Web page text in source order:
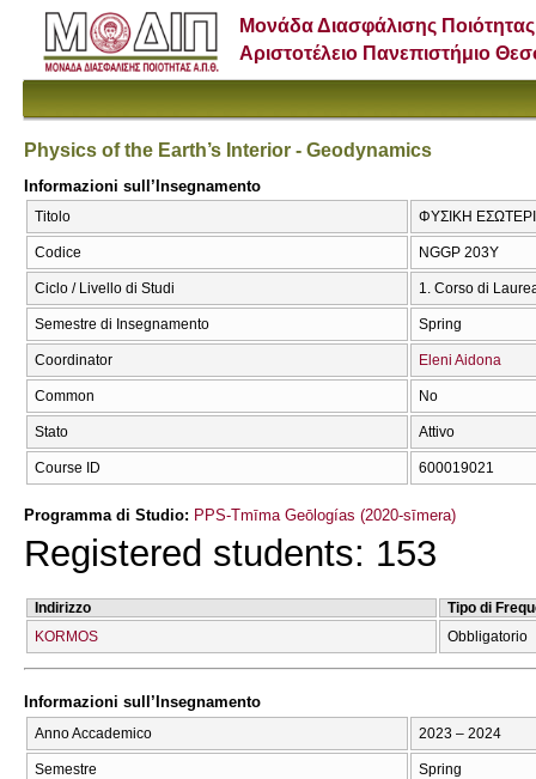
Μονάδα Διασφάλισης Ποιότητας
Αριστοτέλειο Πανεπιστήμιο
Physics of the Earth’s Interior - Geodynamics
Informazioni sull’Insegnamento
Titolo ΦΥΣΙΚΗ
Codice NGGP 203Y
Ciclo / Livello di Studi 1. Corso di
Semestre di Insegnamento Spring
Coordinator Eleni Aidona
Common No
Stato Attivo
Course ID 600019021
Programma di Studio: PPS-Tmīma Geōlogías (2020-sīmera)
Registered students: 153
Indirizzo
Tipo di
KORMOS
Obbligatorio
Informazioni sull’Insegnamento
Anno Accademico 2023 – 2024
Semestre Spring